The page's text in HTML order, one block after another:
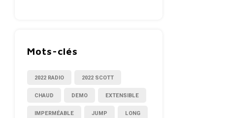
Mots-clés
2022 RADIO 2022 SCOTT
CHAUD DEMO EXTENSIBLE
IMPERMÉABLE JUMP LONG